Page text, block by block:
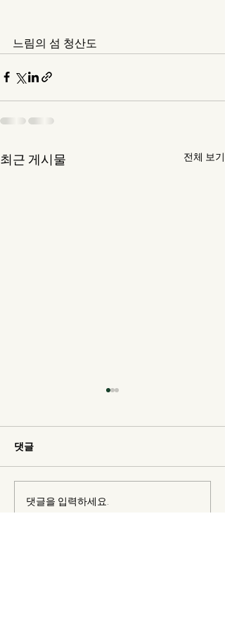
느림의 섬 청산도
최근 게시물 전체 보기
바지락,고동이 지천입니다.
댓글
댓글을 입력하세요.